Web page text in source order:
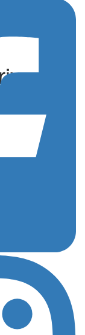
ai